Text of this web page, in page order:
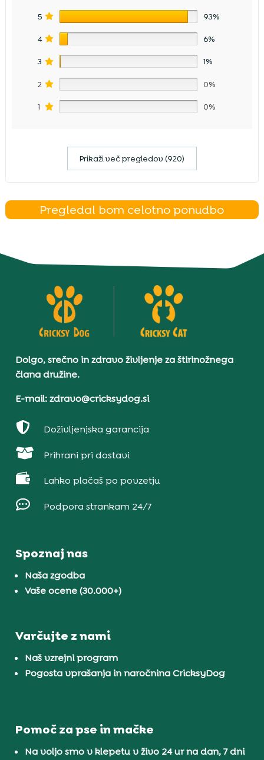
5 93%
4 6%
3 1%
2 0%
1 0%
Prikaži več pregledov (920)
Pregledal bom celotno ponudbo
Dolgo, srečno in zdravo življenje za štirinožnega
člana družine.
E-mail: zdravo@cricksydog.si
 Doživljenjska garancija
 Prihrani pri dostavi
 Lahko plačaš po povzetju
 Podpora strankam 24/7
Spoznaj nas
Naša zgodba
Vaše ocene (30.000+)
Varčujte z nami
Naš vzrejni program
Pogosta vprašanja in naročnina CricksyDog
Pomoč za pse in mačke
Na voljo smo v klepetu v živo 24 ur na dan, 7 dni